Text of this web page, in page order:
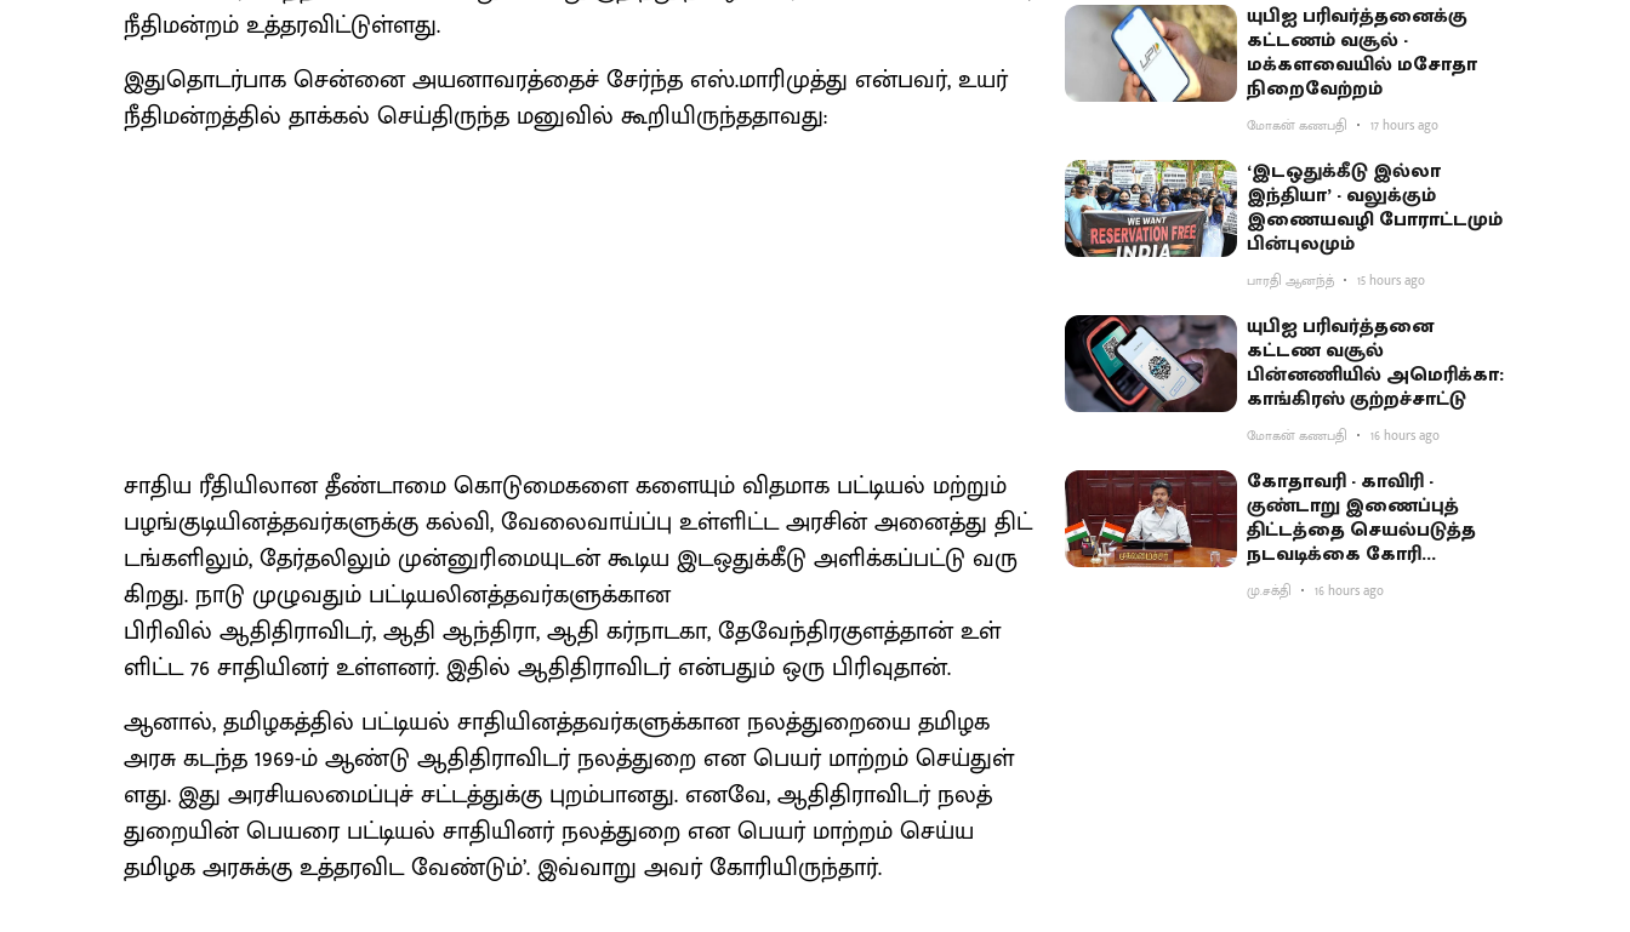
நீதி​மன்​றம் உத்​தர​விட்​டுள்​ளது.
இதுதொடர்​பாக சென்னை அயனாவரத்​தைச் சேர்ந்த எஸ்​.​மாரி​முத்து என்​பவர், உயர்
நீதி​மன்​றத்​தில் தாக்​கல் செய்​திருந்த மனு​வில் கூறி​யிருந்​த​தாவது:
சாதிய ரீதியி​லான தீண்​டாமை கொடுமை​களை களை​யும் வித​மாக பட்​டியல் மற்​றும்
பழங்​குடி​யினத்​தவர்​களுக்கு கல்​வி, வேலை​வாய்ப்பு உள்​ளிட்ட அரசின் அனைத்து திட்​
டங்​களி​லும், தேர்​தலிலும் முன்​னுரிமை​யுடன் கூடிய இடஒதுக்​கீடு அளிக்​கப்​பட்டு வரு​
கிறது. நாடு முழு​வதும் பட்​டியலினத்​தவர்​களுக்​கான
பிரி​வில் ஆதி​தி​ரா​விடர், ஆதி ஆந்​தி​ரா, ஆதி கர்​நாட​கா, தேவேந்​திரகுளத்​தான் உள்​
ளிட்ட 76 சாதி​யினர் உள்​ளனர். இதில் ஆதி​தி​ரா​விடர் என்​பதும் ஒரு பிரிவு​தான்.
ஆனால், தமிழகத்​தில் பட்​டியல் சாதி​யினத்​தவர்​களுக்​கான நலத்​துறையை தமிழக
அரசு கடந்த 1969-ம் ஆண்டு ஆதி​தி​ரா​விடர் நலத்​துறை என பெயர் மாற்​றம் செய்​துள்​
ளது. இது அரசி​யலமைப்​புச் சட்​டத்​துக்கு புறம்​பானது. எனவே, ஆதி​தி​ரா​விடர் நலத்​
துறை​யின் பெயரை பட்​டியல் சாதி​யினர் நலத்​துறை என பெயர் மாற்​றம் செய்ய
தமிழக அரசுக்கு உத்​தர​விட வேண்​டும்’. இவ்​வாறு அவர் கோரி​யிருந்​தார்.
யுபிஐ பரிவர்த்தனைக்கு
கட்டணம் வசூல் -
மக்களவையில் மசோதா
நிறைவேற்றம்
மோகன் கணபதி 17 hours ago
‘இடஒதுக்கீடு இல்லா
இந்தியா’ - வலுக்கும்
இணையவழி போராட்டமும்
பின்புலமும்
பாரதி ஆனந்த் 15 hours ago
யுபிஐ பரிவர்த்தனை
கட்டண வசூல்
பின்னணியில் அமெரிக்கா:
காங்கிரஸ் குற்றச்சாட்டு
மோகன் கணபதி 16 hours ago
கோதாவரி - காவிரி -
குண்டாறு இணைப்புத்
திட்டத்தை செயல்படுத்த
நடவடிக்கை கோரி
பிரதமருக்கு முதல்வர்
விஜய் கடிதம்
மு.சக்தி 16 hours ago